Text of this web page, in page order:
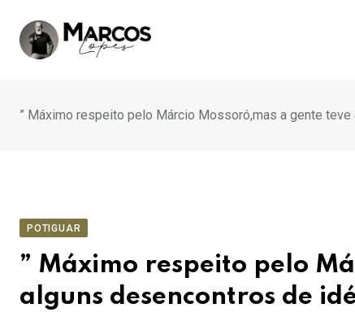
para
” Máximo respeito pelo Márcio Mossoró,mas a gente
POTIGUAR
” Máximo respeito pelo
alguns desencontros de